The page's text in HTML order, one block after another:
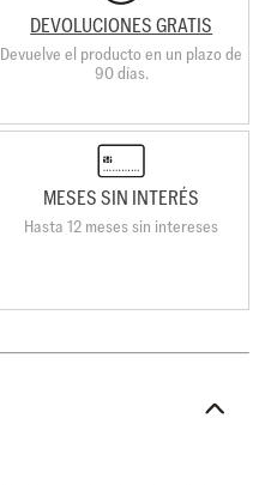
DEVOLUCIONES GRATIS
Devuelve el producto en un plazo de
90 días.
MESES SIN INTERÉS
Hasta 12 meses sin intereses